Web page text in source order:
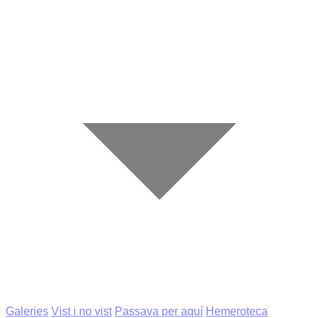
Galeries Vist i no vist Passava per aquí Hemeroteca